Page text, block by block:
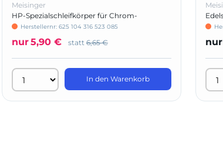
Meisinger
HP-Spezialschleifkörper für Chrom-
Kobaltlegierungen, rosa, Form 734
Herstellernr: 625 104 316 523 085
nur5,90 € statt 6,65 €
In den Warenkorb
nur